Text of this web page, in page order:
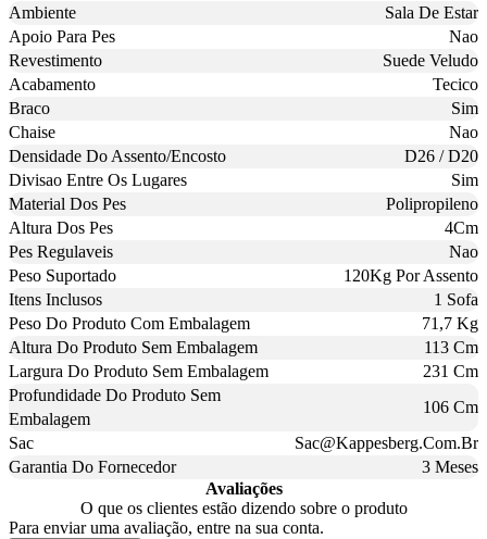
Ambiente
Sala De Estar
Apoio Para Pes
Nao
Revestimento
Suede Veludo
Acabamento
Tecico
Braco
Sim
Chaise
Nao
Densidade Do Assento/Encosto
D26 / D20
Divisao Entre Os Lugares
Sim
Material Dos Pes
Polipropileno
Altura Dos Pes
4Cm
Pes Regulaveis
Nao
Peso Suportado
120Kg Por Assento
Itens Inclusos
1 Sofa
Peso Do Produto Com Embalagem
71,7 Kg
Altura Do Produto Sem Embalagem
113 Cm
Largura Do Produto Sem Embalagem
231 Cm
Profundidade Do Produto Sem
Embalagem
106 Cm
Sac
Sac@Kappesberg.Com.Br
Garantia Do Fornecedor
3 Meses
Avaliações
O que os clientes estão dizendo sobre o produto
Para enviar uma avaliação, entre na sua conta.